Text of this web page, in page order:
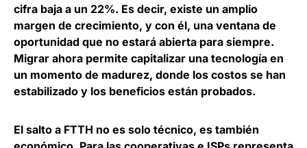
cifra baja a un 22%. Es decir, existe un amplio
margen de crecimiento, y con él, una ventana de
oportunidad que no estará abierta para siempre.
Migrar ahora permite capitalizar una tecnología en
un momento de madurez, donde los costos se han
estabilizado y los beneficios están probados.
El salto a FTTH no es solo técnico, es también